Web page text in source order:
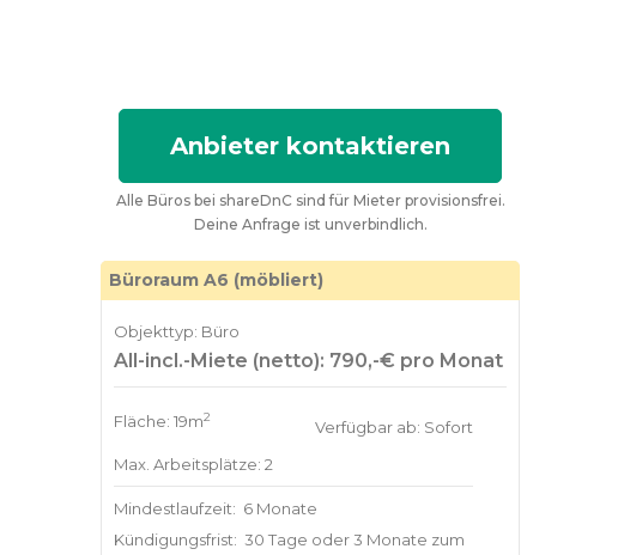
Anbieter kontaktieren
Alle Büros bei shareDnC sind für Mieter provisionsfrei.
Deine Anfrage ist unverbindlich.
Büroraum A6 (möbliert)
Objekttyp: Büro
All-incl.-Miete (netto): 790,-€ pro Monat
Fläche: 19m2
Max. Arbeitsplätze: 2
Verfügbar ab: Sofort
Mindestlaufzeit: 6 Monate
Kündigungsfrist: 30 Tage oder 3 Monate zum